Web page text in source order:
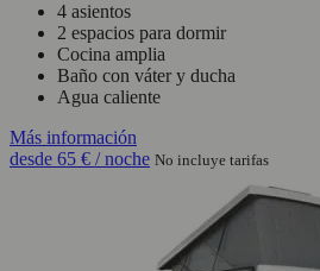
4 asientos
2 espacios para dormir
Cocina amplia
Baño con váter y ducha
Agua caliente
Más información
desde 65 € / noche No incluye tarifas